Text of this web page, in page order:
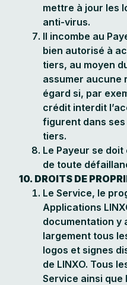
mettre à jour les
anti-virus.
Il incombe au
bien autorisé à
tiers, au moyen
assumer aucune
égard si, par
crédit interdit
figurent dans
tiers.
Le Payeur se doit
de toute
10. DROITS DE
Le Service, le
Applications
documentation y
largement tous
logos et signes
de LINXO. Tous
Service ainsi que